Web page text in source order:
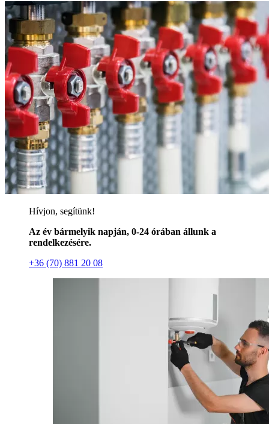
Hívjon, segítünk!
Az év bármelyik napján, 0-24 órában állunk a
rendelkezésére.
+36 (70) 881 20 08